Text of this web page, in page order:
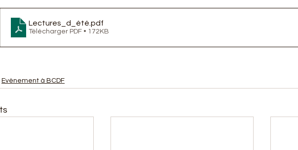
Lectures_d_été .pdf
Télécharger PDF • 172KB
Evènement à BCDF